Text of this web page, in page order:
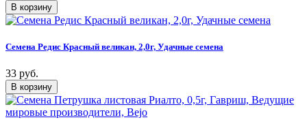
Семена Редис Красный великан, 2,0г, Удачные семена
33 руб.